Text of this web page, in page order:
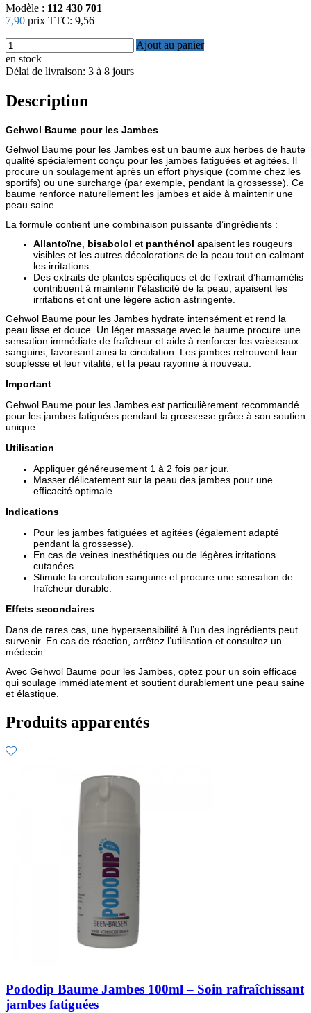
Modèle : 112 430 701
7,90 prix TTC: 9,56
Ajout au panier
en stock
Délai de livraison: 3 à 8 jours
Description
Gehwol Baume pour les Jambes
Gehwol Baume pour les Jambes est un baume aux herbes de haute
qualité spécialement conçu pour les jambes fatiguées et agitées. Il
procure un soulagement après un effort physique (comme chez les
sportifs) ou une surcharge (par exemple, pendant la grossesse). Ce
baume renforce naturellement les jambes et aide à maintenir une
peau saine.
La formule contient une combinaison puissante d’ingrédients :
Allantoïne bisabolol et panthénol apaisent les rougeurs
visibles et les autres décolorations de la peau tout en calmant
les irritations.
Des extraits de plantes spécifiques et de l’extrait d’hamamélis
contribuent à maintenir l’élasticité de la peau, apaisent les
irritations et ont une légère action astringente.
Gehwol Baume pour les Jambes hydrate intensément et rend la
peau lisse et douce. Un léger massage avec le baume procure une
sensation immédiate de fraîcheur et aide à renforcer les vaisseaux
sanguins, favorisant ainsi la circulation. Les jambes retrouvent leur
souplesse et leur vitalité, et la peau rayonne à nouveau.
Important
Gehwol Baume pour les Jambes est particulièrement recommandé
pour les jambes fatiguées pendant la grossesse grâce à son soutien
unique.
Utilisation
Appliquer généreusement 1 à 2 fois par jour.
Masser délicatement sur la peau des jambes pour une
efficacité optimale.
Indications
Pour les jambes fatiguées et agitées (également adapté
pendant la grossesse).
En cas de veines inesthétiques ou de légères irritations
cutanées.
Stimule la circulation sanguine et procure une sensation de
fraîcheur durable.
Effets secondaires
Dans de rares cas, une hypersensibilité à l’un des ingrédients peut
survenir. En cas de réaction, arrêtez l’utilisation et consultez un
médecin.
Avec Gehwol Baume pour les Jambes, optez pour un soin efficace
qui soulage immédiatement et soutient durablement une peau saine
et élastique.
Produits apparentés
Pododip Baume Jambes 100ml – Soin rafraîchissant
jambes fatiguées